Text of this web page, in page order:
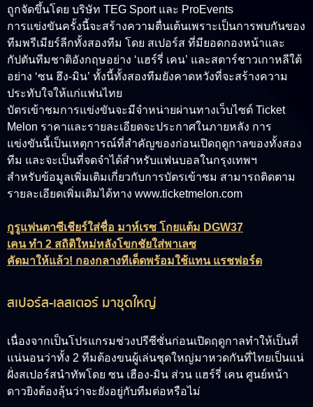
ถูกจัดขึ้นโดย บริษัท TEG Sport และ ProEvents
การแข่งขันครั้งนี้จะสร้างความตื่นเต้นเพราะเป็นการพบกันของ
ทีมพรีเมียร์ลีกทั้งสองทีม โดย สเปอร์ส ที่มียอดกองหน้าและ
กัปตันทีมชาติอังกฤษอย่าง ‘แฮร์รี่ เคน’ และสตาร์ชาวเกาหลีใต้
อย่าง ‘ซน ฮึง-มิน’ ทั้งนี้ทั้งสองทีมยังคาดหวังที่จะสร้างความ
ประทับใจให้แก่แฟนไทย
บัตรเข้าชมการแข่งขันจะมีจำหน่ายผ่านทางเว็บไซต์ Ticket
Melon ราคาและรายละเอียดจะประกาศในภายหลัง การ
แข่งขันนี้เป็นเหตุการณ์ที่สำคัญของก่อนเปิดฤดูกาลของทั้งสอง
ทีม และจะเป็นที่จดจำได้สำหรับแฟนบอลในกรุงเทพฯ
สำหรับข้อมูลเพิ่มเติมเกี่ยวกับการบัตรเข้าชม สามารถติดตาม
รายละเอียดเพิ่มเติมได้ทาง www.ticketmelon.com
กูรูแฟนตาซีเชียร์ใส่ชื่อ มาห์เรซ โกยแต้ม DGW37
เคน ทำ 2 สถิติใหม่หลังโขกชัยใส่พาเลซ
คัดมาให้แล้ว! กองกลางทีเด็ดพร้อมใช้แทน แรชฟอร์ด
สเปอร์ส-เลสเตอร์ มาชุดใหญ่
เนื่องจากเป็นโปรแกรมช่วงปรีซีซั่นก่อนเปิดฤดูกาลทำให้เป็นที่
แน่นอนว่าทั้ง 2 ทีมต้องขนผู้เล่นชุดใหญ่มาหวดกันที่ไทยเป็นแน่
ฝั่งสเปอร์สนำทัพโดย ซน เฮือง-มิน ส่วน แฮร์รี่ เคน ศูนย์หน้า
ดาวยิงต้องลุ้นว่าจะยังอยู่กับทีมต่อหรือไม่